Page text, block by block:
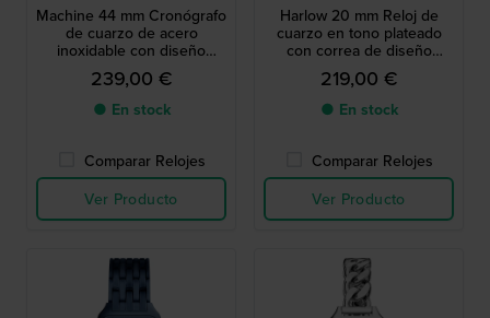
Machine 44 mm Cronógrafo
de cuarzo de acero
inoxidable con diseño
moderno totalmente azul
239,00 €
● En stock
Comparar Relojes
Ver Producto
Harlow 20 mm Reloj de
cuarzo en tono plateado
con correa de diseño
vintage y caja octogonal
219,00 €
● En stock
Comparar Relojes
Ver Producto